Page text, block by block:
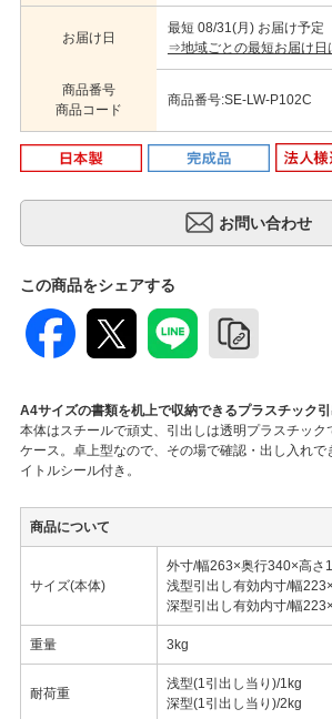
お届け日
最短 08/31(月) お届け予定
⇒地域ごとの最短お届け日
商品番号
商品コード
商品番号:SE-LW-P102C
この商品をシェアする
A4サイズの書類を机上で収納できるプラスチック
本体はスチールで頑丈、引出しは透明プラスチック
ケース。卓上型なので、その場で確認・出し入れで
イトルシール付き。
商品について
サイズ(本体)
外寸/幅263×奥行340×高さ
浅型引出し有効内寸/幅
深型引出し有効内寸/幅
重量 3kg
耐荷重
浅型(1引出し当り)/1kg
深型(1引出し当り)/2kg